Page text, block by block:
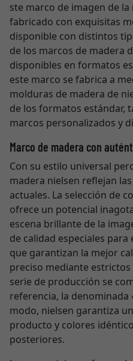
ste marco de imagen de
fabricado con exquisitas
disponible con distintos
de los marcos de madera
disponibles en formatos
este marco se fabrica a
molduras de madera de
de los formatos estándar,
marcos personalizados y
Marco de madera con
Con su estilo universal
madera nielsen reflejan
actuales. La selección de
ofrece un potencial
escena brillante de la
de calidad especiales
que garantizan la mejor
preciso mediante
serie de producción se
referencia, la denominada
modo, nielsen garantiza
producto y colores
posteriores.